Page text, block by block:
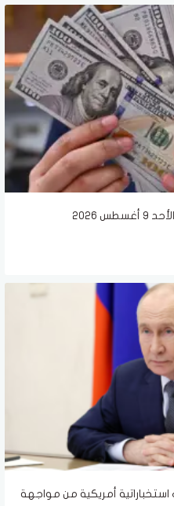
استخباراتية أمريكية من مواجهة